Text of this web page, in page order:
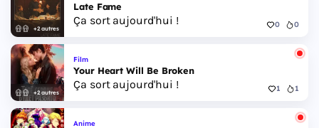
+2 autres
Late Fame
Ça sort aujourd'hui ! 0 0
+2 autres
Film
Your Heart Will Be Broken
Ça sort aujourd'hui ! 1 1
Anime